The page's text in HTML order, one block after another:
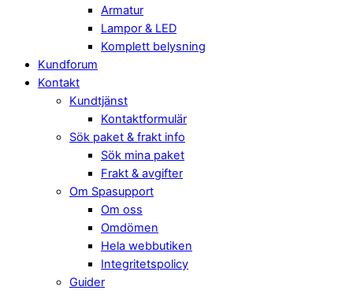
Armatur
Lampor & LED
Komplett belysning
Kundforum
Kontakt
Kundtjänst
Kontaktformulär
Sök paket & frakt info
Sök mina paket
Frakt & avgifter
Om Spasupport
Om oss
Omdömen
Hela webbutiken
Integritetspolicy
Guider